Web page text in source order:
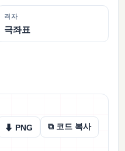
격자
극좌표
⬇ PNG ⧉ 코드 복사